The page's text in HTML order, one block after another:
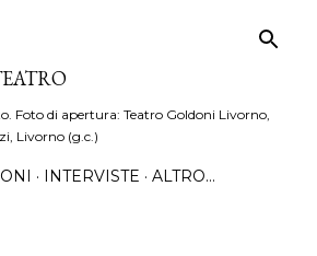
Foto di apertura: Teatro Goldoni Livorno,
Livorno (g.c.)
INTERVISTE ALTRO…